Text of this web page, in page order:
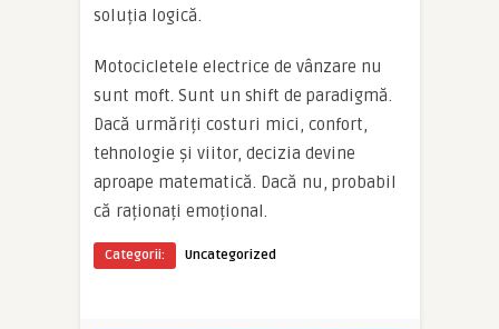
soluția logică.
Motocicletele electrice de vânzare nu
sunt moft. Sunt un shift de paradigmă.
Dacă urmăriți costuri mici, confort,
tehnologie și viitor, decizia devine
aproape matematică. Dacă nu, probabil
că raționați emoțional.
Categorii: Uncategorized